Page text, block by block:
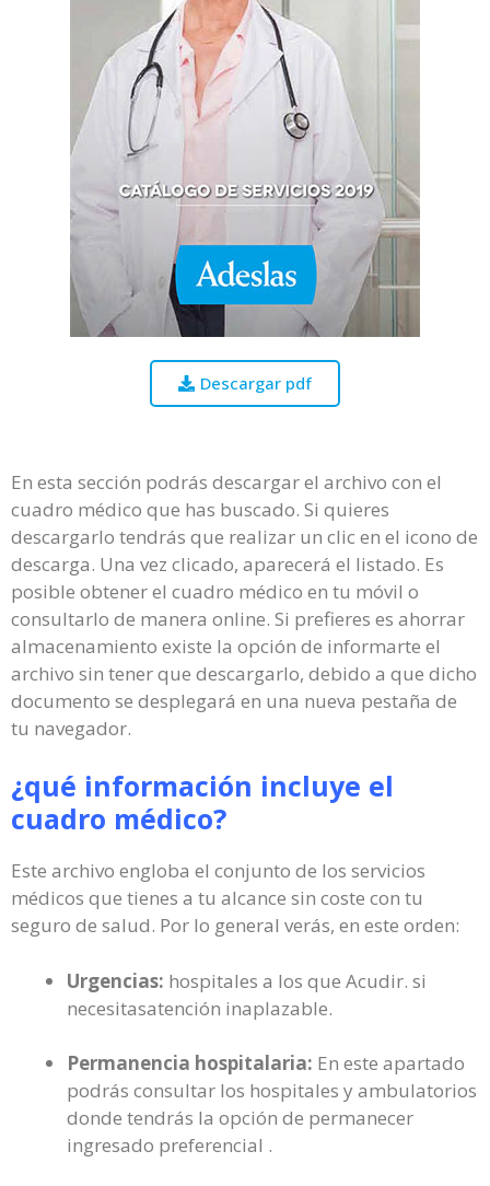
Descargar pdf
En esta sección podrás descargar el archivo con el
cuadro médico que has buscado. Si quieres
descargarlo tendrás que realizar un clic en el icono de
descarga. Una vez clicado, aparecerá el listado. Es
posible obtener el cuadro médico en tu móvil o
consultarlo de manera online. Si prefieres es ahorrar
almacenamiento existe la opción de informarte el
archivo sin tener que descargarlo, debido a que dicho
documento se desplegará en una nueva pestaña de
tu navegador.
¿qué información incluye el
cuadro médico?
Este archivo engloba el conjunto de los servicios
médicos que tienes a tu alcance sin coste con tu
seguro de salud. Por lo general verás, en este orden:
Urgencias: hospitales a los que Acudir. si
necesitasatención inaplazable.
Permanencia hospitalaria: En este apartado
podrás consultar los hospitales y ambulatorios
donde tendrás la opción de permanecer
ingresado preferencial .